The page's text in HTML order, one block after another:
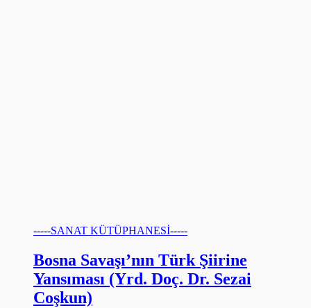
-----SANAT KÜTÜPHANESİ-----
Bosna Savaşı’nın Türk Şiirine
Yansıması (Yrd. Doç. Dr. Sezai
Coşkun)